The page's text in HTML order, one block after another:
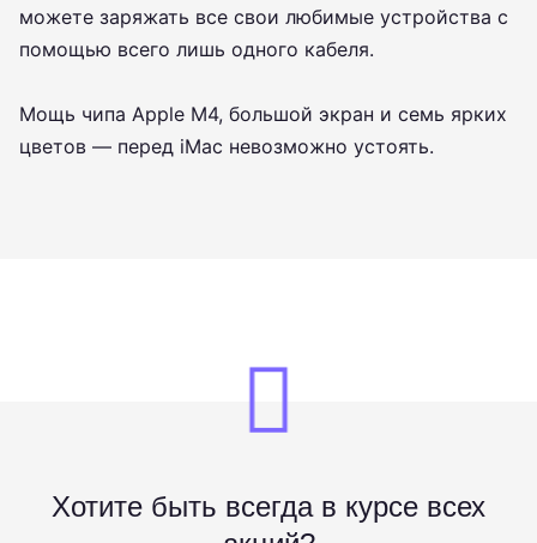
можете заряжать все свои любимые устройства с
помощью всего лишь одного кабеля.
Мощь чипа Apple M4, большой экран и семь ярких
цветов — перед iMac невозможно устоять.
Хотите быть всегда в курсе всех